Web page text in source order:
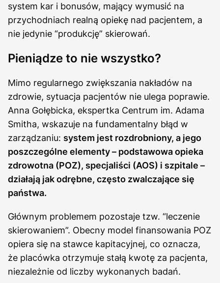
system kar i bonusów, mający wymusić na
przychodniach realną opiekę nad pacjentem, a
nie jedynie “produkcję” skierowań.
Pieniądze to nie wszystko?
Mimo regularnego zwiększania nakładów na
zdrowie, sytuacja pacjentów nie ulega poprawie.
Anna Gołębicka, ekspertka Centrum im. Adama
Smitha, wskazuje na fundamentalny błąd w
zarządzaniu: system jest rozdrobniony, a jego
poszczególne elementy – podstawowa opieka
zdrowotna (POZ), specjaliści (AOS) i szpitale –
działają jak odrębne, często zwalczające się
państwa.
Głównym problemem pozostaje tzw. “leczenie
skierowaniem”. Obecny model finansowania POZ
opiera się na stawce kapitacyjnej, co oznacza,
że placówka otrzymuje stałą kwotę za pacjenta,
niezależnie od liczby wykonanych badań.